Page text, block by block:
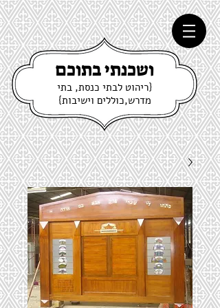
ושכנתי בתוכם
{ריהוט לבתי כנסת, בתי
מדרש,כוללים וישיבות}